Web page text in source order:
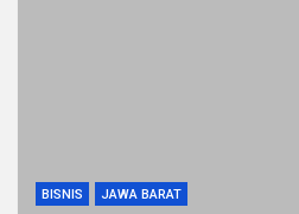
BISNIS JAWA BARAT